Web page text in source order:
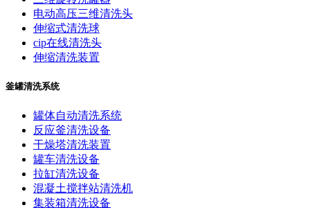
电动高压三维清洗头
伸缩式清洗球
cip在线清洗头
伸缩清洗装置
釜罐清洗系统
罐体自动清洗系统
反应釜清洗设备
干燥塔清洗装置
罐车清洗设备
拉缸清洗设备
混凝土搅拌站清洗机
集装箱清洗设备